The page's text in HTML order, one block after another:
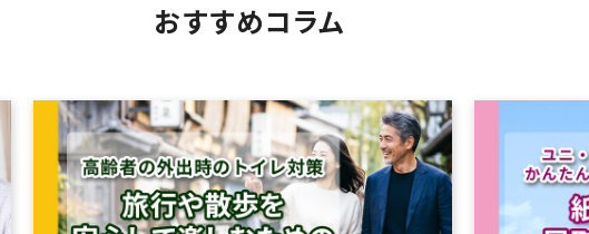
おすすめコラム